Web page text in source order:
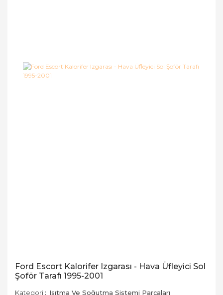
Ford Escort Kalorifer Izgarası - Hava Üfleyici Sol
Şoför Tarafı 1995-2001
Kategori Isıtma Ve Soğutma Sistemi Parçaları